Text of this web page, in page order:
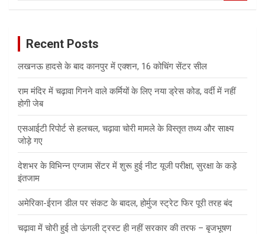
Recent Posts
लखनऊ हादसे के बाद कानपुर में एक्शन, 16 कोचिंग सेंटर सील
राम मंदिर में चढ़ावा गिनने वाले कर्मियों के लिए नया ड्रेस कोड, वर्दी में नहीं
होगी जेब
एसआईटी रिपोर्ट से हलचल, चढ़ावा चोरी मामले के विस्तृत तथ्य और साक्ष्य
जोड़े गए
देशभर के विभिन्न एग्जाम सेंटर में शुरू हुई नीट यूजी परीक्षा, सुरक्षा के कड़े
इंतजाम
अमेरिका-ईरान डील पर संकट के बादल, होर्मुज स्ट्रेट फिर पूरी तरह बंद
चढ़ावा में चोरी हुई तो ऊंगली ट्रस्ट ही नहीं सरकार की तरफ – बृजभूषण